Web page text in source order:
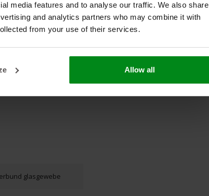
media features and to analyse our traffic. We also share
and analytics partners who may combine it with
from your use of their services.
Allow all
glasgewebe